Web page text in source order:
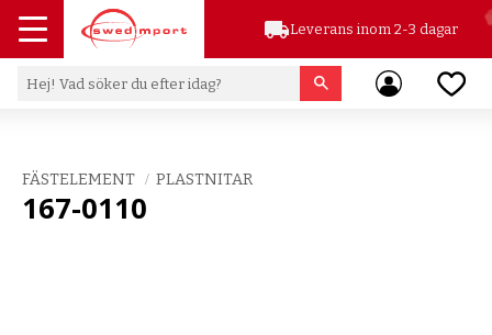
Meny
local_shippingLeverans inom 2-3 dagar
FÄSTELEMENT PLASTNITAR
167-0110